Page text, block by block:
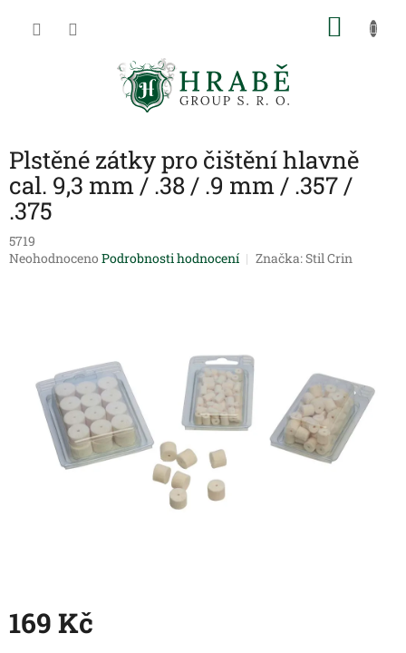
Plstěné zátky pro čištění hlavně
cal. 9,3 mm / .38 / .9 mm / .357 /
.375
5719
Průměrné
hvězdiček.
Neohodnoceno Podrobnosti hodnocení Značka:Stil Crin
169 Kč